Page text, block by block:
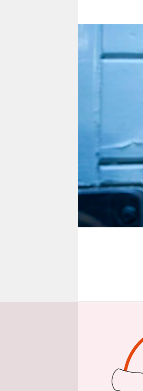
nord
veranstaltungen
shop
fragen & hilfe
unterstützen
abo